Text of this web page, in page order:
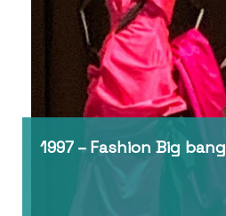
1997 – Fashion Big bang